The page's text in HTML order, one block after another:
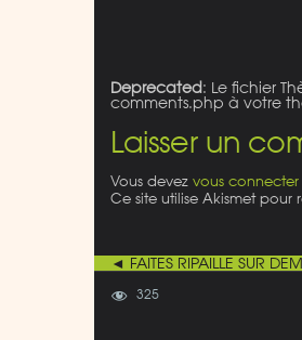
Deprecated: Le fichier
comments.php à votre
Laisser un
Vous devez vous connecter
Ce site utilise Akismet pour
◄ FAITES RIPAILLE SUR
325